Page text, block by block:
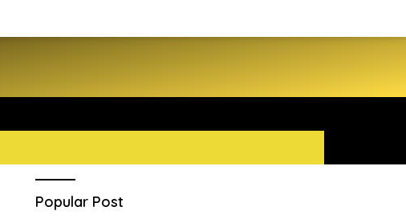
Popular Post